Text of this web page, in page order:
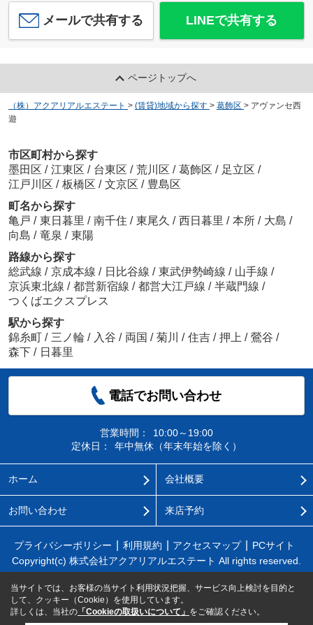
メールで共有する LINEで共有する
ページトップへ
（株）アクアリアルエステート > (賃貸)地域から探す > 葛飾区 > アヴァンセ西
遊
市区町村から探す
墨田区 / 江東区 / 台東区 / 荒川区 / 葛飾区 / 足立区 /
江戸川区 / 板橋区 / 文京区 / 豊島区
町名から探す
亀戸 / 東日暮里 / 南千住 / 東尾久 / 西日暮里 / 本所 / 大島 /
向島 / 竜泉 / 東陽
路線から探す
総武線 / 京成本線 / 日比谷線 / 東武伊勢崎線 / 山手線 /
京浜東北線 / 都営新宿線 / 都営大江戸線 / 半蔵門線 /
つくばエクスプレス
駅から探す
錦糸町 / 三ノ輪 / 入谷 / 両国 / 菊川 / 住吉 / 押上 / 鶯谷 /
森下 / 日暮里
電話でお問い合わせ
営業時間：
10:00～19:00
定休日：
年中無休（年末年始を除く）
ホーム 会社概要
お問い合わせ 来店予約
プライバシーポリシー 利用規約 アクセスマップ
PCサイト
Copyright(c) 株式会社アクアリアルエステート All rights reserved.
当サイトでは、お客様の当サイト利用状況把握、サービス向上検討を目的と
して、クッキー（Cookie）を使用しています。
詳しくは、当社の 「Cookieの取扱いについて」 をご確認ください。